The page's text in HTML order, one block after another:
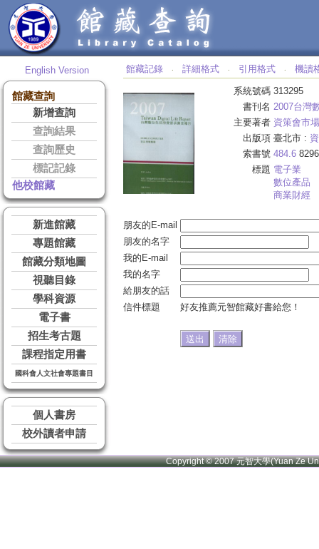
English Version
館藏查詢
新增查詢
查詢結果
查詢歷史
標記記錄
他校館藏
新進館藏
專題館藏
館藏分類地圖
視聽目錄
學科資源
電子書
招生考古題
課程指定用書
國科會人文社會專題書目
個人書房
校外讀者申請
館藏記錄 ‧ 詳細格式 ‧ 引用格式 ‧ 機讀
系統號碼 313295
書刊名 2007台灣
主要著者 資策會市
出版項 臺北市 :
索書號 484.6 8296
標題 電子業
數位產品
商業財經
朋友的E-mail
朋友的名字
我的E-mail
我的名字
給朋友的話
信件標題
好友推薦元智館藏好書給您！
Copyright © 2007 元智大學(Yuan Ze